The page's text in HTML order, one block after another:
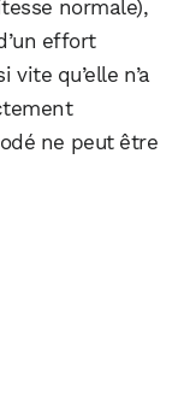
normale),
effort
qu’elle n’a
ne peut être